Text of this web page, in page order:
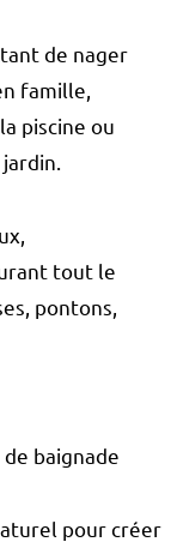
de nager
famille,
piscine ou
tout le
pontons,
baignade
pour créer